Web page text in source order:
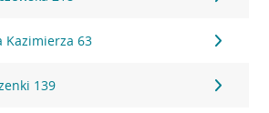
Kazimierza 63
139